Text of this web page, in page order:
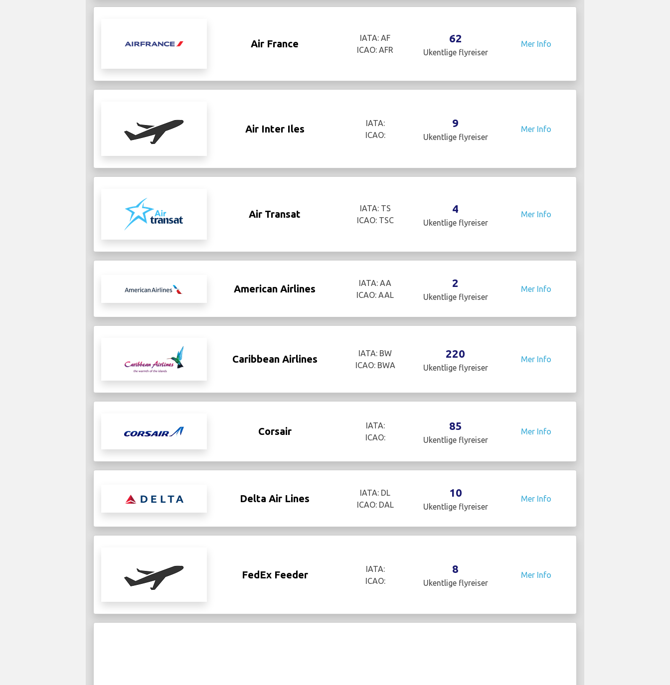
Air France
IATA: AF
ICAO: AFR
62
Ukentlige flyreiser
Mer Info
Air Inter Iles
IATA:
ICAO:
9
Ukentlige flyreiser
Mer Info
Air Transat
IATA: TS
ICAO: TSC
4
Ukentlige flyreiser
Mer Info
American Airlines
IATA: AA
ICAO: AAL
2
Ukentlige flyreiser
Mer Info
Caribbean Airlines
IATA: BW
ICAO: BWA
220
Ukentlige flyreiser
Mer Info
Corsair
IATA:
ICAO:
85
Ukentlige flyreiser
Mer Info
Delta Air Lines
IATA: DL
ICAO: DAL
10
Ukentlige flyreiser
Mer Info
FedEx Feeder
IATA:
ICAO:
8
Ukentlige flyreiser
Mer Info